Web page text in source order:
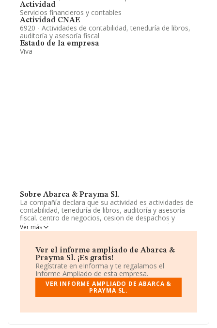
Actividad
Servicios financieros y contables
Actividad CNAE
6920 - Actividades de contabilidad, teneduría de libros,
auditoría y asesoría fiscal
Estado de la empresa
Viva
Sobre Abarca & Prayma Sl.
La compañía declara que su actividad es actividades de
contabilidad, teneduría de libros, auditoría y asesoría
fiscal. centro de negocios, cesion de despachos y
alquiler de servicios empresariales y secretariado;
domiciliacion de empresas. La empresa está registrada
CNAE corresponde a 'Actividades de contabilidad,
teneduría de libros, auditoría y asesoría fiscal', cuyo
Código es 6920. La compañía no tiene actividad en
mercados exteriores.
Ha tenido el mismo número de profesionales y
atendiendo a los datos disponibles en INFORMA, ese
Ver más
Ver el informe ampliado de Abarca &
Prayma Sl. ¡Es gratis!
Regístrate en eInforma y te regalamos el
Informe Ampliado de esta empresa.
VER INFORME AMPLIADO DE ABARCA &
PRAYMA SL.